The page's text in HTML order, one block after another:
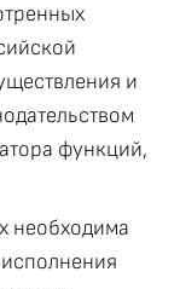
и
функций,
необходима